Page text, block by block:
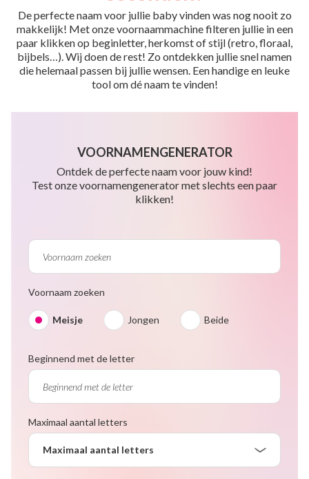
De perfecte naam voor jullie baby vinden was nog nooit zo
makkelijk! Met onze voornaammachine filteren jullie in een
paar klikken op beginletter, herkomst of stijl (retro, floraal,
bijbels…). Wij doen de rest! Zo ontdekken jullie snel namen
die helemaal passen bij jullie wensen. Een handige en leuke
tool om dé naam te vinden!
VOORNAMENGENERATOR
Ontdek de perfecte naam voor jouw kind!
Test onze voornamengenerator met slechts een paar
klikken!
Voornaam zoeken
Meisje Jongen Beide
Beginnend met de letter
Maximaal aantal letters
Maximaal aantal letters